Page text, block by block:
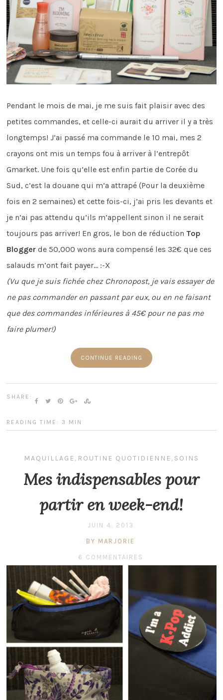
Pendant le mois de mai, je me suis fait plaisir avec des
petites commandes, et celle-ci aurait du arriver il y a très
longtemps! J’ai passé ma commande le 10 mai, mes 2
crayons ont mis un temps fou à arriver à l’entrepôt
Gmarket. Une fois qu’elle est enfin partie de Corée du
Sud, c’est la douane qui m’a attrapé (Pour la deuxième
fois en 2 semaines) et cette fois-ci, j’ai pris les devants et
je n’ai pas attendu qu’ils m’appellent sinon il ne serait
toujours pas arriver! En gros, le bon de réduction Top
Blogger de 50,000 wons aura compensé les 32€ que ces
salauds m’ont fait payer… :-X
(Vu que je suis fichée chez Chronopost, je vais essayer de
ne pas commander en passant par eux, ou en ne faisant
que des commandes inférieures à 45€ pour ne pas me
faire plumer!)
CONTINUE READING
SHARE:
READING TIME: 3 MIN
MAQUILLAGE, ROUTINE QUOTIDIENNE, SOINS
Mes indispensables pour
partir en week-end!
JUIN 4, 2013
BY MARJORIE
6 COMMENTAIRES